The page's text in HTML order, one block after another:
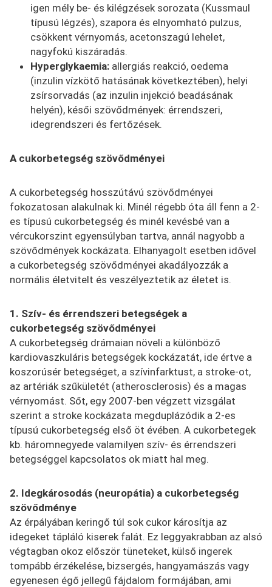
igen mély be- és kilégzések sorozata (Kussmaul
típusú légzés), szapora és elnyomható pulzus,
csökkent vérnyomás, acetonszagú lehelet,
nagyfokú kiszáradás.
Hyperglykaemia: allergiás reakció, oedema
(inzulin vízkötő hatásának következtében), helyi
zsírsorvadás (az inzulin injekció beadásának
helyén), késői szövődmények: érrendszeri,
idegrendszeri és fertőzések.
A cukorbetegség szövődményei
A cukorbetegség hosszútávú szövődményei
fokozatosan alakulnak ki. Minél régebb óta áll fenn a 2-
es típusú cukorbetegség és minél kevésbé van a
vércukorszint egyensúlyban tartva, annál nagyobb a
szövődmények kockázata. Elhanyagolt esetben idővel
a cukorbetegség szövődményei akadályozzák a
normális életvitelt és veszélyeztetik az életet is.
1. Szív- és érrendszeri betegségek a
cukorbetegség szövődményei
A cukorbetegség drámaian növeli a különböző
kardiovaszkuláris betegségek kockázatát, ide értve a
koszorúsér betegséget, a szívinfarktust, a stroke-ot,
az artériák szűkületét (atherosclerosis) és a magas
vérnyomást. Sőt, egy 2007-ben végzett vizsgálat
szerint a stroke kockázata megduplázódik a 2-es
típusú cukorbetegség első öt évében. A cukorbetegek
kb. háromnegyede valamilyen szív- és érrendszeri
betegséggel kapcsolatos ok miatt hal meg.
2. Idegkárosodás (neuropátia) a cukorbetegség
szövődménye
Az érpályában keringő túl sok cukor károsítja az
idegeket tápláló kiserek falát. Ez leggyakrabban az alsó
végtagban okoz először tüneteket, külső ingerek
tompább érzékelése, bizsergés, hangyamászás vagy
egyenesen égő jellegű fájdalom formájában, ami